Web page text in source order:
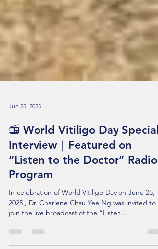
Jun 25, 2025
📻 World Vitiligo Day Special
Interview｜Featured on
“Listen to the Doctor” Radio
Program
In celebration of World Vitiligo Day on June 25,
join the live broadcast of the “Listen...